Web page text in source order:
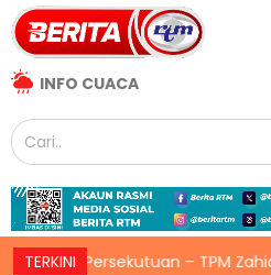
INFO CUACA
TERKINI
Persekutuan – TPM Zahid